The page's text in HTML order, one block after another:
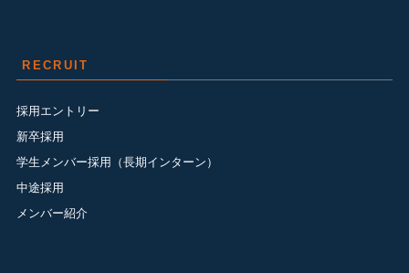
RECRUIT
採用エントリー
新卒採用
学生メンバー採用（長期インターン）
中途採用
メンバー紹介